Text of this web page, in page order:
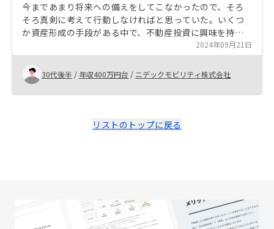
今まであまり将来への備えをしてこなかったので、そろ
そろ真剣に考えて行動しなければと思っていた。いくつ
か資産形成の手段がある中で、不動産投資に興味を持
ち、4社の不動産担当さんと関わりを持つ中で、1番信頼
できると感じた御社と担当さんにお世話になることに決
めました。
2024年09月21日
30代後半 / 年収400万円台 / ニデックモビリティ株式会社
リストのトップに戻る